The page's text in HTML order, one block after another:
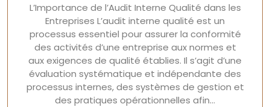
L’Importance de l’Audit Interne Qualité dans les
Entreprises L’audit interne qualité est un
processus essentiel pour assurer la conformité
des activités d’une entreprise aux normes et
aux exigences de qualité établies. Il s’agit d’une
évaluation systématique et indépendante des
processus internes, des systèmes de gestion et
des pratiques opérationnelles afin…